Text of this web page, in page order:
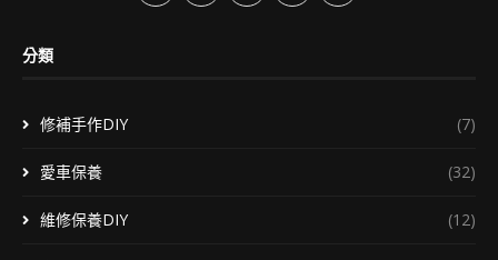
分類
修補手作DIY (7)
愛車保養 (32)
維修保養DIY (12)